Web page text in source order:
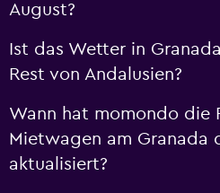
August?
Ist das Wetter in
Rest von Andalusien?
Wann hat momondo die
Mietwagen am Granada
aktualisiert?